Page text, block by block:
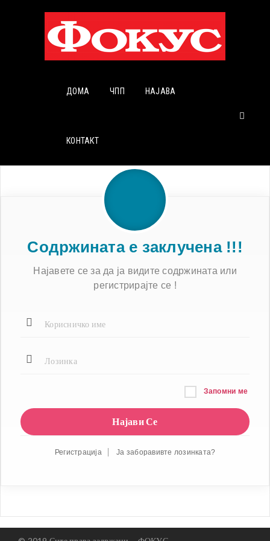
ДОМА ЧПП НАЈАВА
КОНТАКТ
Содржината е заклучена !!!
Најавете се за да ја видите содржината или
регистрирајте се !
Запомни ме
Регистрација Ја заборавивте лозинката?